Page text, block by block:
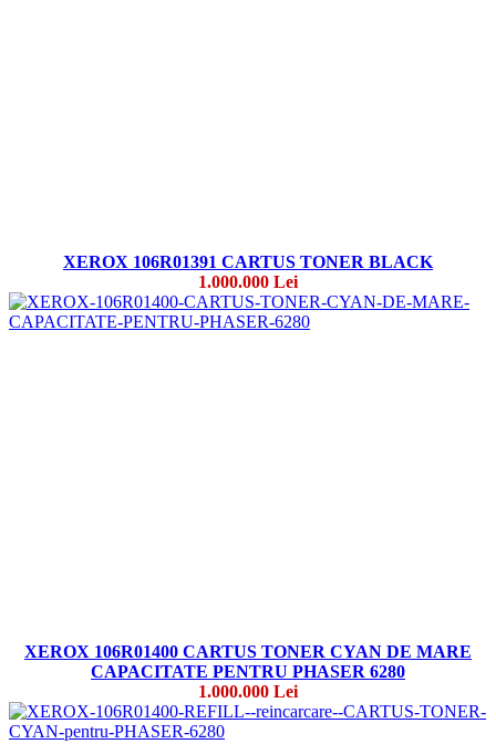
XEROX 106R01391 CARTUS TONER BLACK
1.000.000 Lei
XEROX 106R01400 CARTUS TONER CYAN DE MARE
CAPACITATE PENTRU PHASER 6280
1.000.000 Lei